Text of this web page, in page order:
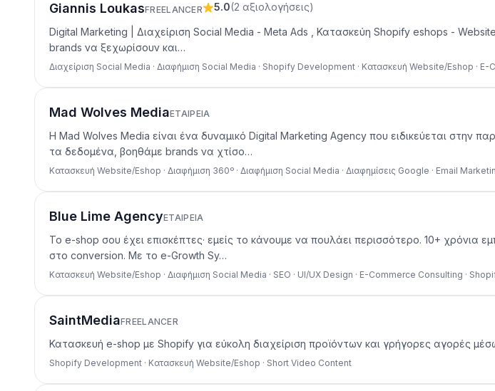
Giannis LoukasFREELANCER 5.0(2 αξιολογήσεις)
Digital Marketing | Διαχείριση Social Media - Meta Ads , Κατασκεύη Shopify eshops -
brands να ξεχωρίσουν και…
Διαχείριση Social Media · Διαφήμιση Social Media · Shopify Development · Κατασκευή Website/Eshop ·
Mad Wolves MediaΕΤΑΙΡΕΊΑ
Η Mad Wolves Media είναι ένα δυναμικό Digital Marketing Agency που ειδικεύεται στην
τα δεδομένα, βοηθάμε brands να χτίσο…
Κατασκευή Website/Eshop · Διαφήμιση 360º · Διαφήμιση Social Media · Διαφημίσεις Google · Email
Blue Lime AgencyΕΤΑΙΡΕΊΑ
Το e-shop σου έχει επισκέπτες· εμείς το κάνουμε να πουλάει περισσότερο. 10+ χρόνια
στο conversion. Με το e-Growth Sy…
Κατασκευή Website/Eshop · Διαφήμιση Social Media · SEO · UI/UX Design · E-Commerce Consulting ·
SaintMediaFREELANCER
Κατασκευή e-shop με Shopify για εύκολη διαχείριση προϊόντων και γρήγορες αγορές
Shopify Development · Κατασκευή Website/Eshop · Short Video Content